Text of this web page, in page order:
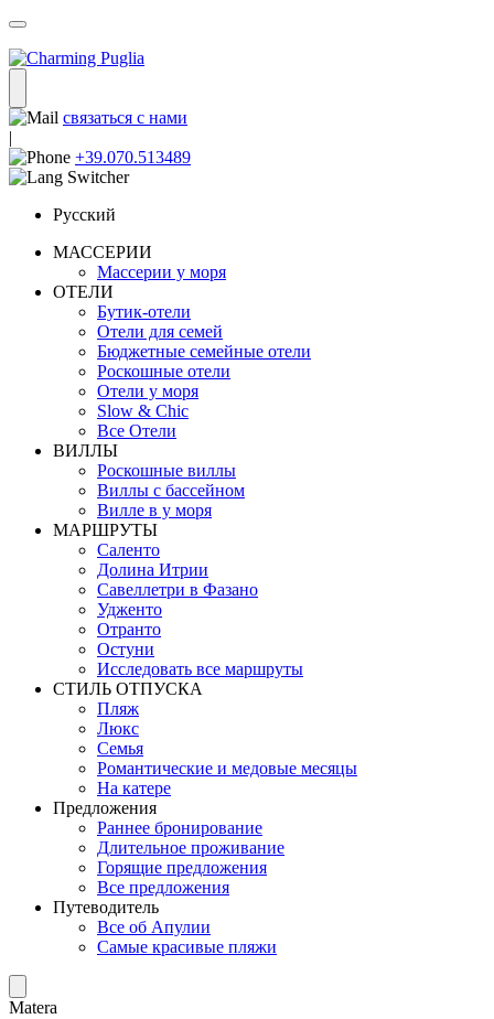
связаться с нами
|
+39.070.513489
Русский
МАССЕРИИ
Массерии у моря
ОТЕЛИ
Бутик-отели
Отели для семей
Бюджетные семейные отели
Роскошные отели
Отели у моря
Slow & Chic
Все Отели
ВИЛЛЫ
Роскошные виллы
Виллы с бассейном
Вилле в у моря
MАРШРУТЫ
Саленто
Долина Итрии
Савеллетри в Фазано
Удженто
Отранто
Остуни
Исследовать все маршруты
СТИЛЬ OТПУСКА
Пляж
Люкс
Семья
Романтические и медовые месяцы
На катере
Предложения
Раннее бронирование
Длительное проживание
Горящие предложения
Все предложения
Путеводитель
Все об Апулии
Самые красивые пляжи
Matera